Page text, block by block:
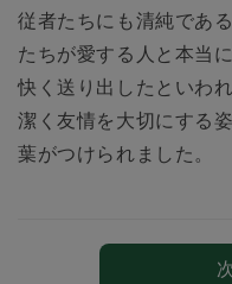
従者たちにも清純であ
たちが愛する人と本当
快く送り出したといわ
潔く友情を大切にする
葉がつけられました。